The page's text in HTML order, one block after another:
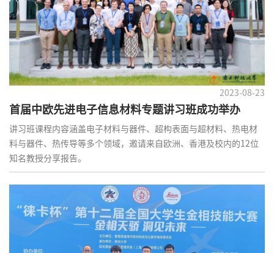
2023-08-23
首届中欧先进电子信息材料专题讲习班成功举办
讲习班课程内容涵盖电子材料与器件、超构表面与超材料、热电材
料与器件、热传导等多个领域，邀请来自欧洲、香港及校内的12位
知名教授分享报告。